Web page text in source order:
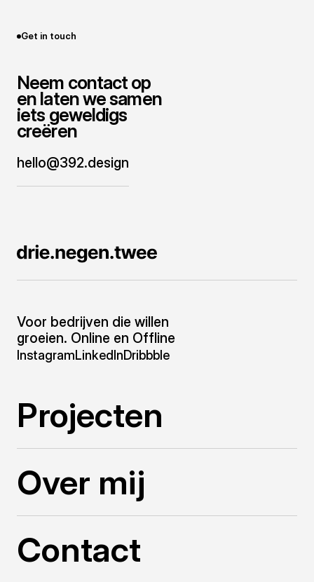
Get in touch
Neem contact op
en laten we samen
iets geweldigs
creëren
hello@392.design
Voor bedrijven die willen
groeien. Online en Offline
InstagramLinkedInDribbble
Projecten
Over mij
Contact